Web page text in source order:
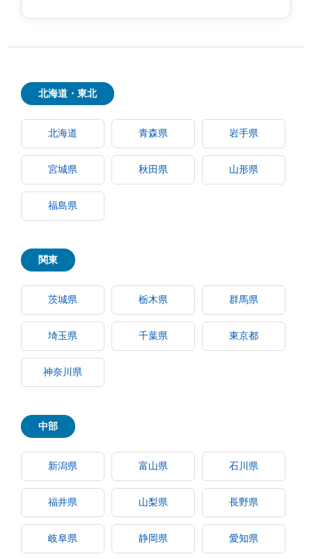
北海道・東北
北海道 青森県 岩手県
宮城県 秋田県 山形県
福島県
関東
茨城県 栃木県 群馬県
埼玉県 千葉県 東京都
神奈川県
中部
新潟県 富山県 石川県
福井県 山梨県 長野県
岐阜県 静岡県 愛知県